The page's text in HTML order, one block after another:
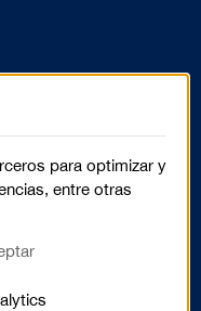
para optimizar y
entre otras
para el lugar